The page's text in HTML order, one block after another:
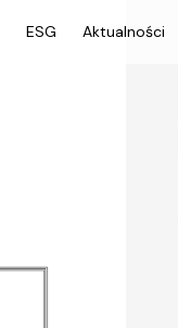
ESG Aktualności